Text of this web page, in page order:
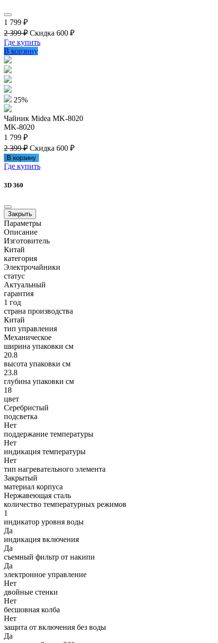
1 799 ₽
2 399 ₽ Скидка 600 ₽
Где купить
В корзину
25%
Чайник Midea MK-8020
MK-8020
1 799 ₽
2 399 ₽ Скидка 600 ₽
В корзину
Где купить
3D 360
Закрыть
Параметры
Описание
Изготовитель
Китай
категория
Электрочайники
статус
Актуальный
гарантия
1 год
страна производства
Китай
тип управления
Механическое
ширина упаковки см
20.8
высота упаковки см
23.8
глубина упаковки см
18
цвет
Серебристый
подсветка
Нет
поддержание температуры
Нет
индикация температуры
Нет
тип нагревательного элемента
Закрытый
материал корпуса
Нержавеющая сталь
количество температурных режимов
1
индикатор уровня воды
Да
индикация включения
Да
съемный фильтр от накипи
Да
электронное управление
Нет
двойные стенки
Нет
бесшовная колба
Нет
защита от включения без воды
Да